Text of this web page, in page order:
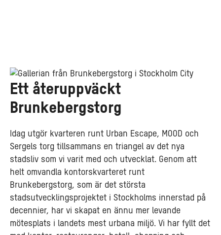
Ett återuppväckt
Brunkebergstorg
Idag utgör kvarteren runt Urban Escape, MOOD och
Sergels torg tillsammans en triangel av det nya
stadsliv som vi varit med och utvecklat. Genom att
helt omvandla kontorskvarteret runt
Brunkebergstorg, som är det största
stadsutvecklingsprojektet i Stockholms innerstad på
decennier, har vi skapat en ännu mer levande
mötesplats i landets mest urbana miljö. Vi har fyllt det